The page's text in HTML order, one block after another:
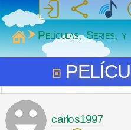
MiSabueso
Películas, Series,
carlos1997